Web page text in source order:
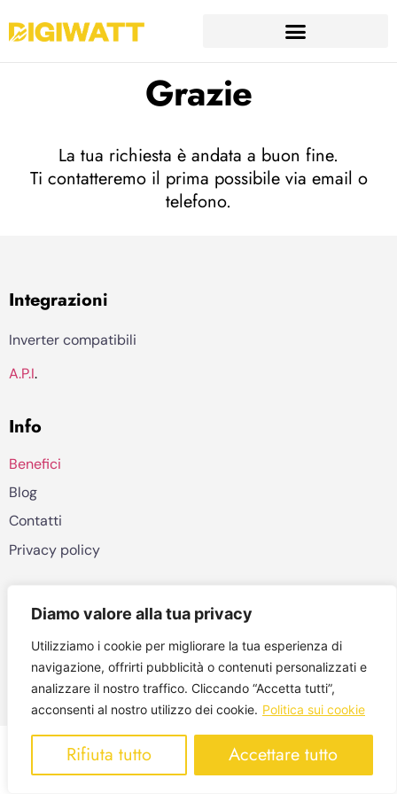
Diamo valore alla tua privacy
Utilizziamo i cookie per migliorare la tua esperienza di
navigazione, offrirti pubblicità o contenuti personalizzati e
analizzare il nostro traffico. Cliccando “Accetta tutti”,
acconsenti al nostro utilizzo dei cookie. Politica sui cookie
Rifiuta tutto Accettare tutto
Grazie
La tua richiesta è andata a buon fine.
Ti contatteremo il prima possibile via email o
telefono.
Integrazioni
Inverter compatibili
A.P.I.
Info
Benefici
Blog
Contatti
Privacy policy
Contattaci a: info (at) digiwatt.energy
Viale Piave 21, 20129 Milano Italy
VAT 09389590960